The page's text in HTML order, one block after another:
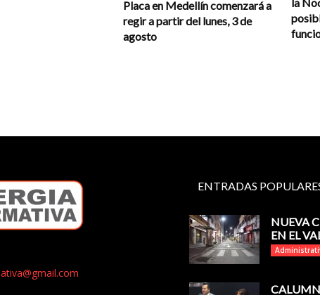
Placa en Medellín comenzará a
regir a partir del lunes, 3 de
agosto
ENTRADAS
NUEVA
EN EL